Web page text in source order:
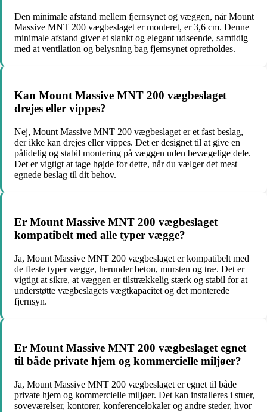
Den minimale afstand mellem fjernsynet og væggen, når Mount
Massive MNT 200 vægbeslaget er monteret, er 3,6 cm. Denne
minimale afstand giver et slankt og elegant udseende, samtidig
med at ventilation og belysning bag fjernsynet opretholdes.
Kan Mount Massive MNT 200 vægbeslaget
drejes eller vippes?
Nej, Mount Massive MNT 200 vægbeslaget er et fast beslag,
der ikke kan drejes eller vippes. Det er designet til at give en
pålidelig og stabil montering på væggen uden bevægelige dele.
Det er vigtigt at tage højde for dette, når du vælger det mest
egnede beslag til dit behov.
Er Mount Massive MNT 200 vægbeslaget
kompatibelt med alle typer vægge?
Ja, Mount Massive MNT 200 vægbeslaget er kompatibelt med
de fleste typer vægge, herunder beton, mursten og træ. Det er
vigtigt at sikre, at væggen er tilstrækkelig stærk og stabil for at
understøtte vægbeslagets vægtkapacitet og det monterede
fjernsyn.
Er Mount Massive MNT 200 vægbeslaget egnet
til både private hjem og kommercielle miljøer?
Ja, Mount Massive MNT 200 vægbeslaget er egnet til både
private hjem og kommercielle miljøer. Det kan installeres i stuer,
soveværelser, kontorer, konferencelokaler og andre steder, hvor